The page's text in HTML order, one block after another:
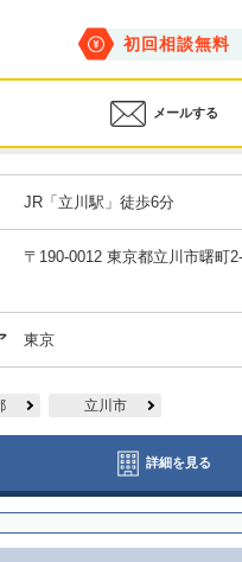
初回相談無料
メールする
JR「立川駅」徒歩6分
〒190-0012 東京都立川市曙町
東京
立川市
詳細を見る